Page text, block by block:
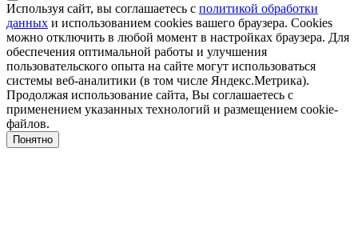
Используя сайт, вы соглашаетесь с политикой обработки
данных и использованием cookies вашего браузера. Cookies
можно отключить в любой момент в настройках браузера. Для
обеспечения оптимальной работы и улучшения
пользовательского опыта на сайте могут использоваться
системы веб-аналитики (в том числе Яндекс.Метрика).
Продолжая использование сайта, Вы соглашаетесь с
применением указанных технологий и размещением cookie-
файлов.
Понятно